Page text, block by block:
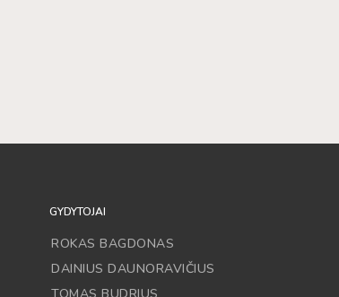
GYDYTOJAI
ROKAS BAGDONAS
DAINIUS DAUNORAVIČIUS